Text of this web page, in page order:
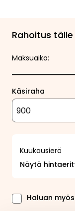
Rahoitus
Maksuaika:
Käsiraha
Kuukausierä
Näytä
Haluan